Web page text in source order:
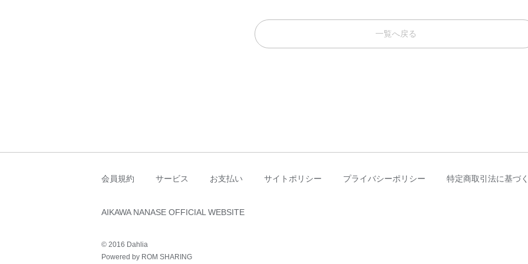
一覧へ戻る
会員規約 サービス お支払い サイトポリシー プライバシーポリシー 特定商取引法に基づ
AIKAWA NANASE OFFICIAL WEBSITE
© 2016 Dahlia
Powered by ROM SHARING